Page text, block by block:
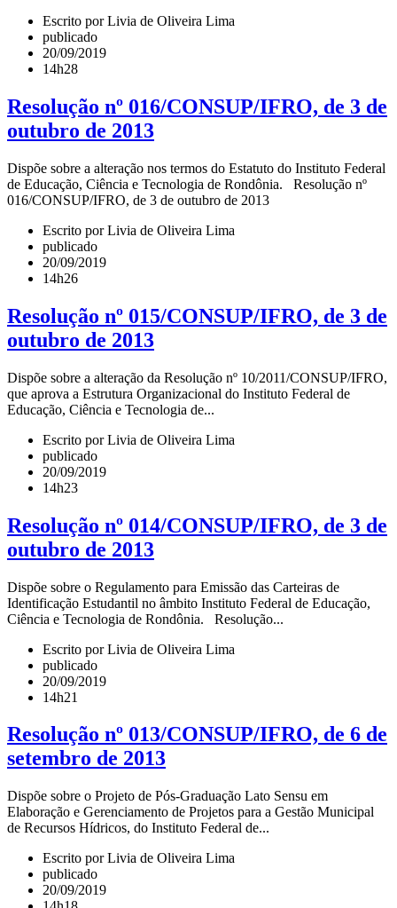
Escrito por Livia de Oliveira Lima
publicado
20/09/2019
14h28
Resolução nº 016/CONSUP/IFRO, de 3 de
outubro de 2013
Dispõe sobre a alteração nos termos do Estatuto do Instituto Federal
de Educação, Ciência e Tecnologia de Rondônia. Resolução nº
016/CONSUP/IFRO, de 3 de outubro de 2013
Escrito por Livia de Oliveira Lima
publicado
20/09/2019
14h26
Resolução nº 015/CONSUP/IFRO, de 3 de
outubro de 2013
Dispõe sobre a alteração da Resolução nº 10/2011/CONSUP/IFRO,
que aprova a Estrutura Organizacional do Instituto Federal de
Educação, Ciência e Tecnologia de...
Escrito por Livia de Oliveira Lima
publicado
20/09/2019
14h23
Resolução nº 014/CONSUP/IFRO, de 3 de
outubro de 2013
Dispõe sobre o Regulamento para Emissão das Carteiras de
Identificação Estudantil no âmbito Instituto Federal de Educação,
Ciência e Tecnologia de Rondônia. Resolução...
Escrito por Livia de Oliveira Lima
publicado
20/09/2019
14h21
Resolução nº 013/CONSUP/IFRO, de 6 de
setembro de 2013
Dispõe sobre o Projeto de Pós-Graduação Lato Sensu em
Elaboração e Gerenciamento de Projetos para a Gestão Municipal
de Recursos Hídricos, do Instituto Federal de...
Escrito por Livia de Oliveira Lima
publicado
20/09/2019